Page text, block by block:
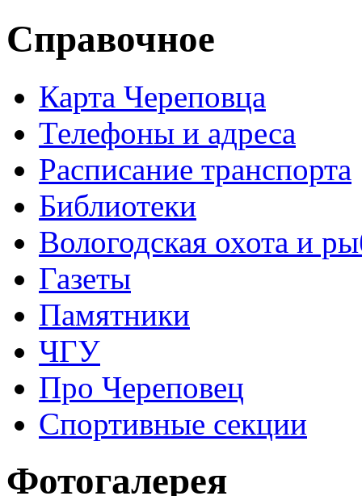
Справочное
Карта Череповца
Телефоны и адреса
Расписание транспорта
Библиотеки
Вологодская охота и
Газеты
Памятники
ЧГУ
Про Череповец
Спортивные секции
Фотогалерея